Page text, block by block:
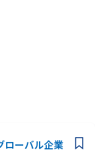
ローバル企業